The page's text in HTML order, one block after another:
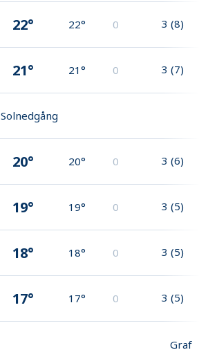
22° 22° 0 3 (8)
21° 21° 0 3 (7)
Solnedgång
20° 20° 0 3 (6)
19° 19° 0 3 (5)
18° 18° 0 3 (5)
17° 17° 0 3 (5)
Graf